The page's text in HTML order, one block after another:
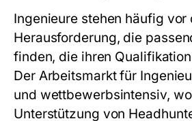
Ingenieure stehen häufig vor
Herausforderung, die
finden, die ihren
Der Arbeitsmarkt für
und wettbewerbsintensiv,
Unterstützung von